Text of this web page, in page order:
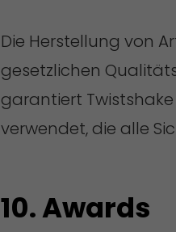
Die Herstellung von
gesetzlichen
garantiert
verwendet, die alle
10. Awards